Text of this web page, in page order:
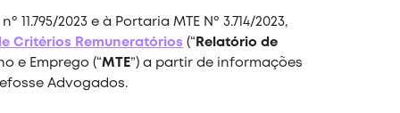
2023 e à Portaria MTE Nº 3.714/2023,
Critérios Remuneratórios (“ Relatório de
e Emprego (“MTE”) a partir de informações
Advogados.